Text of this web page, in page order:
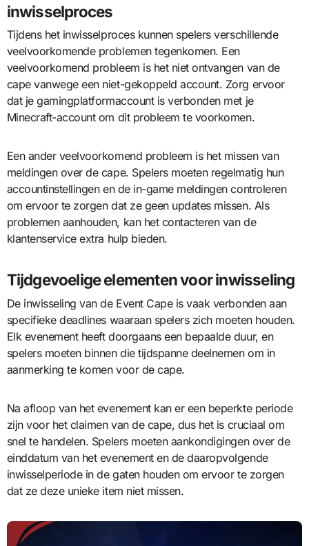
inwisselproces
Tijdens het inwisselproces kunnen spelers verschillende
veelvoorkomende problemen tegenkomen. Een
veelvoorkomend probleem is het niet ontvangen van de
cape vanwege een niet-gekoppeld account. Zorg ervoor
dat je gamingplatformaccount is verbonden met je
Minecraft-account om dit probleem te voorkomen.
Een ander veelvoorkomend probleem is het missen van
meldingen over de cape. Spelers moeten regelmatig hun
accountinstellingen en de in-game meldingen controleren
om ervoor te zorgen dat ze geen updates missen. Als
problemen aanhouden, kan het contacteren van de
klantenservice extra hulp bieden.
Tijdgevoelige elementen voor inwisseling
De inwisseling van de Event Cape is vaak verbonden aan
specifieke deadlines waaraan spelers zich moeten houden.
Elk evenement heeft doorgaans een bepaalde duur, en
spelers moeten binnen die tijdspanne deelnemen om in
aanmerking te komen voor de cape.
Na afloop van het evenement kan er een beperkte periode
zijn voor het claimen van de cape, dus het is cruciaal om
snel te handelen. Spelers moeten aankondigingen over de
einddatum van het evenement en de daaropvolgende
inwisselperiode in de gaten houden om ervoor te zorgen
dat ze deze unieke item niet missen.